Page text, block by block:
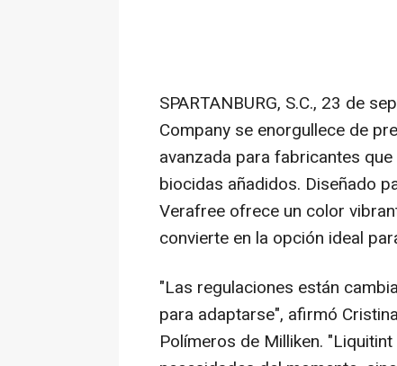
SPARTANBURG, S.C., 23 de
Company se enorgullece de
avanzada para fabricantes
biocidas añadidos. Diseñado
Verafree ofrece un color
convierte en la opción ideal
"Las regulaciones están
para adaptarse", afirmó
Polímeros de Milliken.